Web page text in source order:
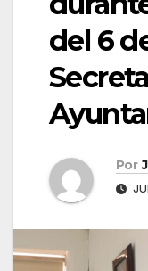
del 6
Por